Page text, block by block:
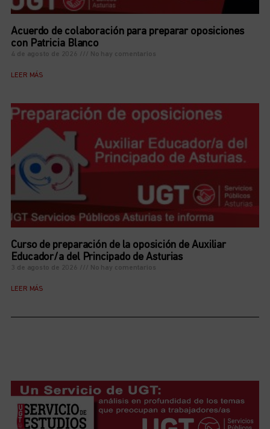
Acuerdo de colaboración para preparar oposiciones
con Patricia Blanco
4 de agosto de 2026 No hay comentarios
LEER MÁS
Curso de preparación de la oposición de Auxiliar
Educador/a del Principado de Asturias
3 de agosto de 2026 No hay comentarios
LEER MÁS